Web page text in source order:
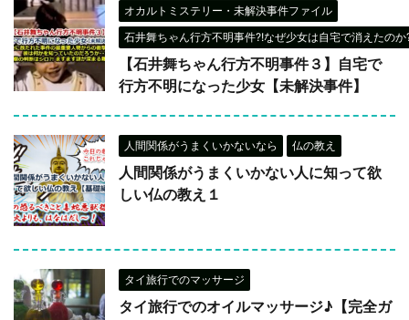
オカルトミステリー・未解決事件ファイル
石井舞ちゃん行方不明事件?!なぜ少女は自宅で消えたのか
【石井舞ちゃん行方不明事件３】自宅で
行方不明になった少女【未解決事件】
人間関係がうまくいかないなら 仏の教え
人間関係がうまくいかない人に知って欲
しい仏の教え１
タイ旅行でのマッサージ
タイ旅行でのオイルマッサージ♪【完全ガ